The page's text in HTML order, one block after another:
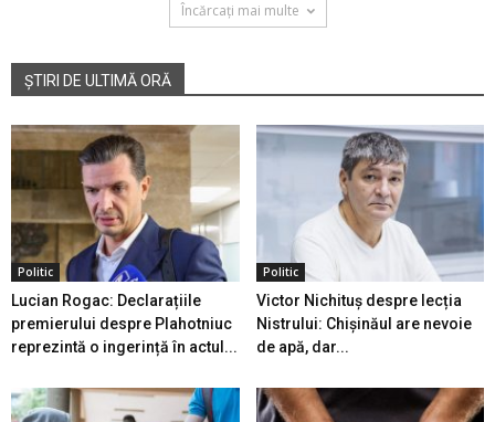
Încărcați mai multe
ȘTIRI DE ULTIMĂ ORĂ
Politic
Lucian Rogac: Declarațiile
premierului despre Plahotniuc
reprezintă o ingerință în actul...
Politic
Victor Nichituș despre lecția
Nistrului: Chișinăul are nevoie
de apă, dar...